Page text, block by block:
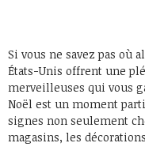
Si vous ne savez pas où
États-Unis offrent une
merveilleuses qui vous
Noël est un moment
signes non seulement
magasins, les